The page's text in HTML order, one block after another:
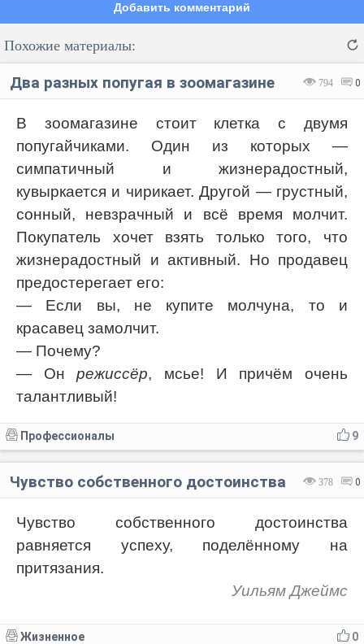
Добавить комментарий
Код: Отмена
Похожие материалы:
794 0
Два разных попугая в зоомагазине
В зоомагазине стоит клетка с двумя
попугайчиками. Один из которых —
симпатичный и жизнерадостный,
кувыркается и чирикает. Другой — грустный,
сонный, невзрачный и всё время молчит.
Покупатель хочет взять только того, что
жизнерадостный и активный. Но продавец
предостерегает его:
— Если вы, не купите молчуна, то и
красавец замолчит.
— Почему?
— Онрежиссёр, мсье! И причём очень
талантливый!
9
Профессионалы
378 0
Чувство собственного достоинства
Чувство собственного достоинства
равняется успеху, поделённому на
притязания.
Уильям Джеймс
0
Жизненное